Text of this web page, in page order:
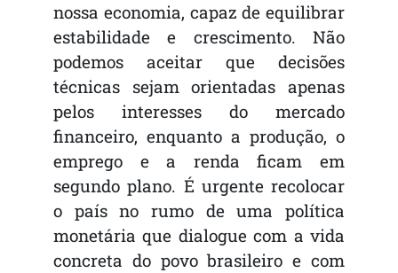
nossa economia, capaz de equilibrar
estabilidade e crescimento. Não
podemos aceitar que decisões
técnicas sejam orientadas apenas
pelos interesses do mercado
financeiro, enquanto a produção, o
emprego e a renda ficam em
segundo plano. É urgente recolocar
o país no rumo de uma política
monetária que dialogue com a vida
concreta do povo brasileiro e com